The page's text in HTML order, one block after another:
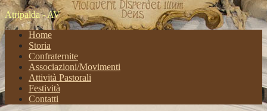
Atripalda - AV
Home
Storia
Confraternite
Associazioni/Movimenti
Attività Pastorali
Festività
Contatti